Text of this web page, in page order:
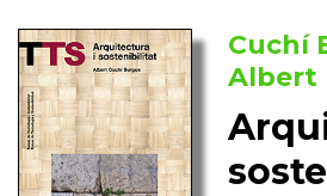
Cuchí
Albert